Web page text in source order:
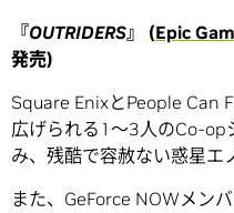
『OUTRIDERS』 (Epic
発売)
Square EnixとPeople Can
広げられる1～3人のCo-op
み、残酷で容赦ない惑星エ
また、GeForce NOWメン